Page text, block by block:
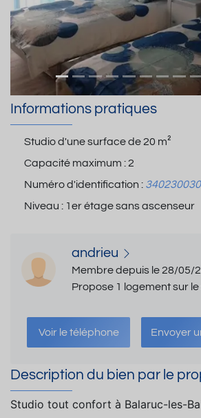
Informations pratiques
Studio d'une surface de20 m²
Capacité maximum :2
Numéro d'identification :
Niveau : 1er étage sans ascenseur
andrieu
Membre depuis le 28/05/
Propose 1 logement sur le
Voir le téléphone Envoyer
Description du bien par le
Studio tout confort à Balaruc-les-